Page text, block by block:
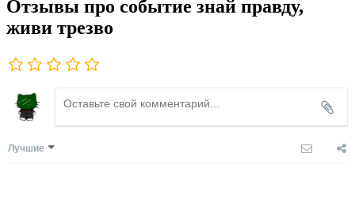
Отзывы про событие знай правду,
живи трезво
Лучшие